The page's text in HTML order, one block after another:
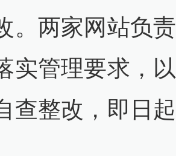
。两家网站负责
实管理要求，以
查整改，即日起